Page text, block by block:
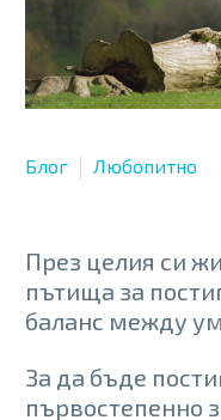
Блог Любопитно
През целия си
пътища за
баланс между
За да бъде
първостепенно